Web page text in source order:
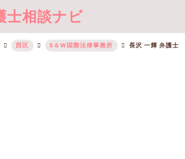
士相談ナビ
西区 S＆W国際法律事務所 長沢 一輝 弁護士